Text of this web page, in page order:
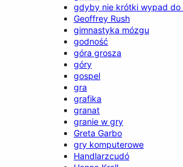
gdyby nie krótki wypad do
Geoffrey Rush
gimnastyka mózgu
godność
góra grosza
góry
gospel
gra
grafika
granat
granie w gry
Greta Garbo
gry komputerowe
Handlarzcudó